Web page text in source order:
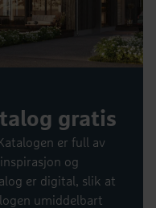
gratis
er full av
og
er digital, slik at
umiddelbart